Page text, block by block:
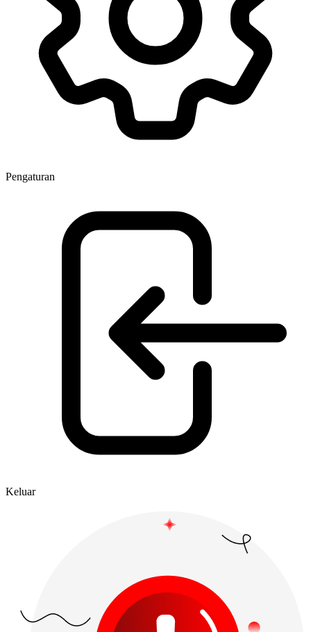
Pengaturan
Keluar